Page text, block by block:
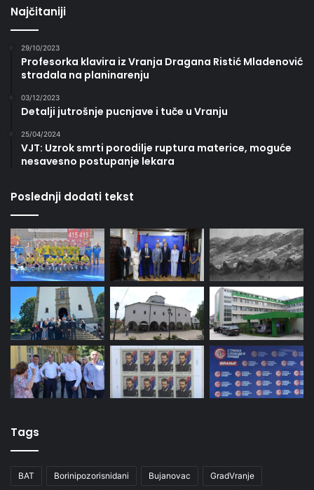
Najčitaniji
29/10/2023
Profesorka klavira iz Vranja Dragana Ristić Mladenović
stradala na planinarenju
03/12/2023
Detalji jutrošnje pucnjave i tuče u Vranju
25/04/2024
VJT: Uzrok smrti porodilje ruptura materice, moguće
nesavesno postupanje lekara
Poslednji dodati tekst
Tags
BAT Borinipozorisnidani Bujanovac GradVranje